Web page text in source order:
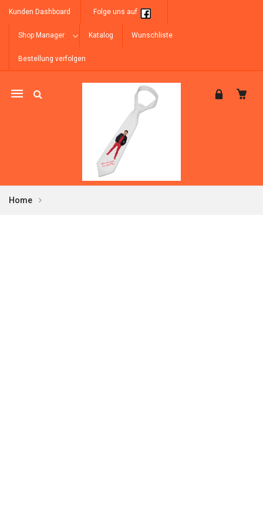
Kunden Dashboard Folge uns auf
Shop Manager Katalog Wunschliste
Bestellung verfolgen
Mobile
Home